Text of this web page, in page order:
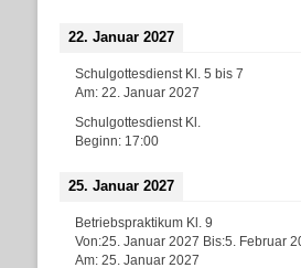
22. Januar 2027
Schulgottesdienst Kl. 5 bis 7
Am: 22. Januar 2027
Schulgottesdienst Kl.
Beginn: 17:00
25. Januar 2027
Betriebspraktikum Kl. 9
Von:25. Januar 2027 Bis:5. Februar
Am: 25. Januar 2027